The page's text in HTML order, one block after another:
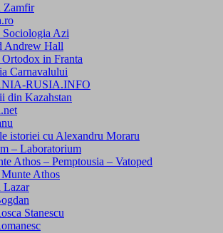
Zamfir
Sociologia Azi
Andrew Hall
in Franta
Carnavalului
RUSIA.INFO
din Kazahstan
istoriei cu Alexandru Moraru
– Laboratorium
Athos – Pemptousia – Vatoped
Athos
Lazar
Stanescu